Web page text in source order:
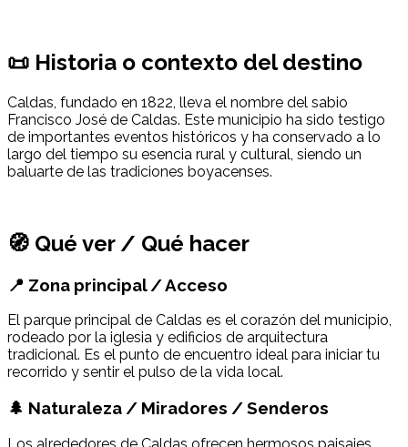
📜 Historia o contexto del destino
Caldas, fundado en 1822, lleva el nombre del sabio
Francisco José de Caldas. Este municipio ha sido testigo
de importantes eventos históricos y ha conservado a lo
largo del tiempo su esencia rural y cultural, siendo un
baluarte de las tradiciones boyacenses.
🧭 Qué ver / Qué hacer
📍 Zona principal / Acceso
El parque principal de Caldas es el corazón del municipio,
rodeado por la iglesia y edificios de arquitectura
tradicional. Es el punto de encuentro ideal para iniciar tu
recorrido y sentir el pulso de la vida local.
🌲 Naturaleza / Miradores / Senderos